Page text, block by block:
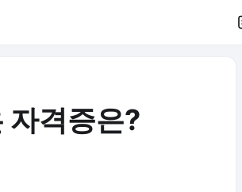
자격증은?